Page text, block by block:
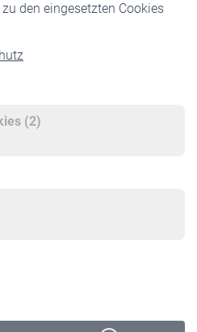
den eingesetzten Cookies
(2)